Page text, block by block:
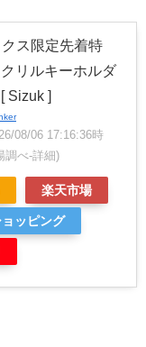
クス限定先着特
リルキーホルダ
Sizuk ]
08/06 17:16:36時
調べ-詳細)
楽天市場
ッピング